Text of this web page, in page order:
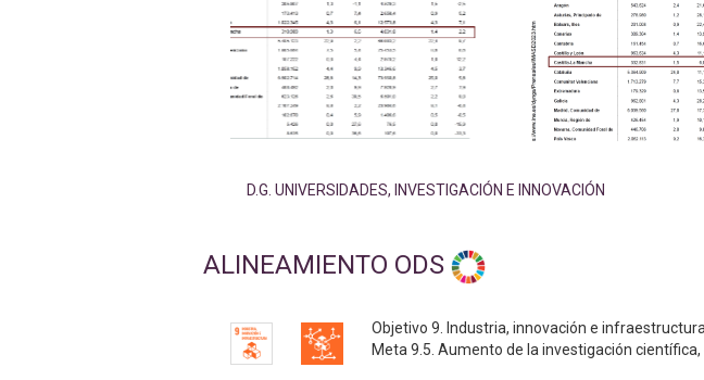
D.G. UNIVERSIDADES, INVESTIGACIÓN E INNOVACIÓN
ALINEAMIENTO ODS
Objetivo 9. Industria, innovación e infraestructura.
Meta 9.5. Aumento de la investigación